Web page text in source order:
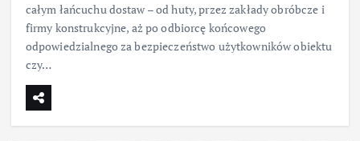
całym łańcuchu dostaw – od huty, przez zakłady obróbcze i
firmy konstrukcyjne, aż po odbiorcę końcowego
odpowiedzialnego za bezpieczeństwo użytkowników obiektu
czy…